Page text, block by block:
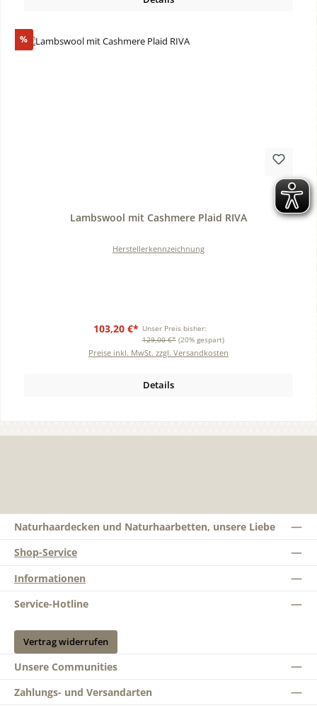
%Rabatt
Lambswool mit Cashmere Plaid RIVA
Herstellerkennzeichnung
103,20 €* Unser Preis bisher:
129,00 €* (20% gespart)
Preise inkl. MwSt. zzgl. Versandkosten
Details
Naturhaardecken und Naturhaarbetten, unsere Liebe
Shop-Service
Informationen
Service-Hotline
Vertrag widerrufen
Unsere Communities
Zahlungs- und Versandarten